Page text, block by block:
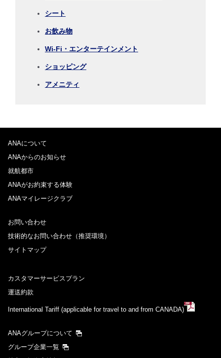
経由地および乗り継ぎ所要時間を追加する
1人
プロモーションコードについて
前後3日の運賃を検索
・表示金額は選択いただいた条件でのもっともおトクな運賃となりま
・表示金額と空席状況は最新ではない場合があります。[検索する]ボタ
ンより最新の空席照会結果をご確認ください。
・「＊」は現在金額が確認できない都市・日付となります。空席照会結
・表示金額には、運賃、
の各種税金、料金などが含まれます。発券時に再計算するため、変動す
る可能性があります。
示される場合があります。
シート
お飲み物
Wi-Fi・エンターテインメント
ショッピング
アメニティ
ANAについて
ANAからのお知らせ
就航都市
ANAがお約束する体験
ANAマイレージクラブ
お問い合わせ
技術的なお問い合わせ（推奨環境）
サイトマップ
カスタマーサービスプラン
運送約款
International Tariff (applicable for travel to and from CANADA)
ANAグループについて
グループ企業一覧